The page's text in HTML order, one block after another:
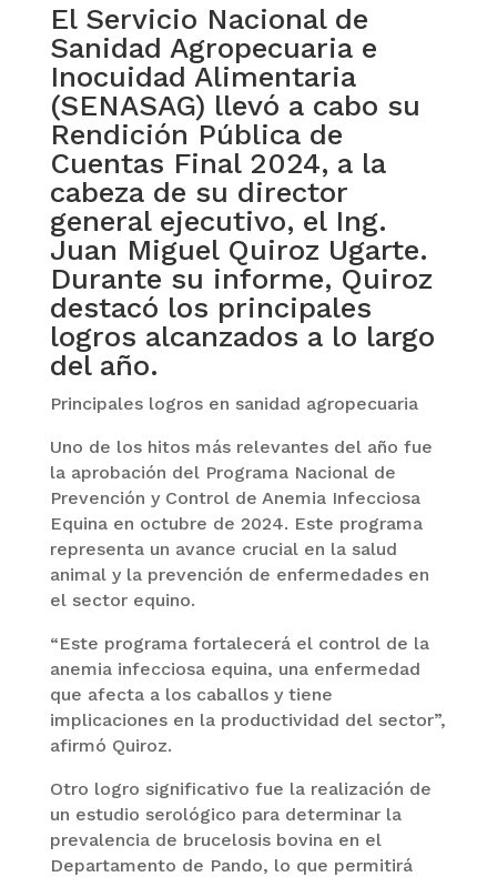
El Servicio Nacional de
Sanidad Agropecuaria e
Inocuidad Alimentaria
(SENASAG) llevó a cabo su
Rendición Pública de
Cuentas Final 2024, a la
cabeza de su director
general ejecutivo, el Ing.
Juan Miguel Quiroz Ugarte.
Durante su informe, Quiroz
destacó los principales
logros alcanzados a lo largo
del año.
Principales logros en sanidad agropecuaria
Uno de los hitos más relevantes del año fue
la aprobación del Programa Nacional de
Prevención y Control de Anemia Infecciosa
Equina en octubre de 2024. Este programa
representa un avance crucial en la salud
animal y la prevención de enfermedades en
el sector equino.
“Este programa fortalecerá el control de la
anemia infecciosa equina, una enfermedad
que afecta a los caballos y tiene
implicaciones en la productividad del sector”,
afirmó Quiroz.
Otro logro significativo fue la realización de
un estudio serológico para determinar la
prevalencia de brucelosis bovina en el
Departamento de Pando, lo que permitirá